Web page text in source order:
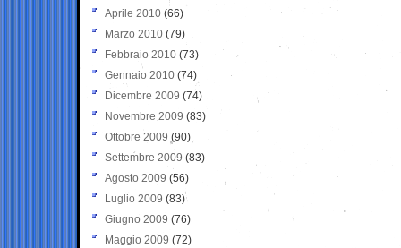
Aprile 2010 (66)
Marzo 2010 (79)
Febbraio 2010 (73)
Gennaio 2010 (74)
Dicembre 2009 (74)
Novembre 2009 (83)
Ottobre 2009 (90)
Settembre 2009 (83)
Agosto 2009 (56)
Luglio 2009 (83)
Giugno 2009 (76)
Maggio 2009 (72)